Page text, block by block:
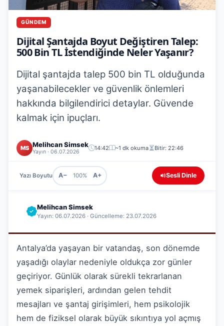
GÜNDEM
Dijital Şantajda Boyut Değiştiren Talep:
500 Bin TL İstendiğinde Neler Yaşanır?
Dijital şantajda talep 500 bin TL olduğunda
yaşanabilecekler ve güvenlik önlemleri
hakkında bilgilendirici detaylar. Güvende
kalmak için ipuçları.
MS Melihcan Simsek
Yayın · 06.07.2026
14:42 ~1 dk okuma Bitir: 22:46
Yazı Boyutu A− 100% A+ Sesli Dinle
Melihcan Simsek
Yayın: 06.07.2026 · Güncelleme: 23.07.2026
Antalya’da yaşayan bir vatandaş, son dönemde
yaşadığı olaylar nedeniyle oldukça zor günler
geçiriyor. Günlük olarak sürekli tekrarlanan
yemek siparişleri, ardından gelen tehdit
mesajları ve şantaj girişimleri, hem psikolojik
hem de fiziksel olarak büyük sıkıntıya yol açmış